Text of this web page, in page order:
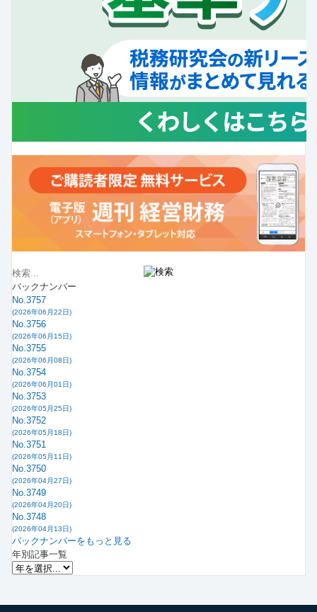
バックナンバー
No.3757
(2026年06月22日)
No.3756
(2026年06月15日)
No.3755
(2026年06月08日)
No.3754
(2026年06月01日)
No.3753
(2026年05月25日)
No.3752
(2026年05月18日)
No.3751
(2026年05月11日)
No.3750
(2026年04月27日)
No.3749
(2026年04月20日)
No.3748
(2026年04月13日)
バックナンバーをもっと見る
年別記事一覧